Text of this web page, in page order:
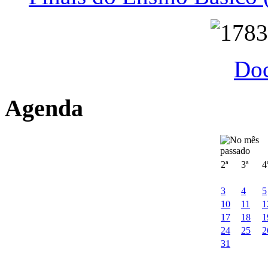
Agenda
2ª 3ª
3 4
5
10
11
17
18
24
25
31